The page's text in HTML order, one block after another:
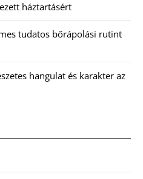
háztartásért
tudatos bőrápolási rutint
hangulat és karakter az